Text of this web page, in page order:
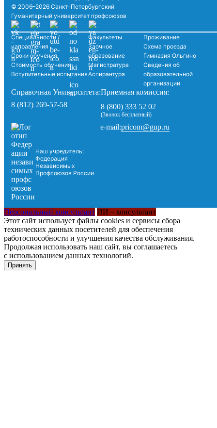
© 2006–2026 Санкт-Петербургский
Гуманитарный университет профсоюзов
Специальности /
направления
Сроки обучения
Стоимость обучения
Вступительные испытания
Факультеты
Заочное
образование
Магистратура
Аспирантура
Проживание
Схема проезда
Гимназия Ольгино
Сведения об
образовательной
организации
Справочная Университета:
8 (812) 269-57-58
Приемная комиссия:
8 (800) 333 52 02
(Звонок бесплатный)
Наш учредитель:
Федерация
Независимых
Профсоюзов России
e-mail:pricom@gup.ru
Персональный консультант ИИ – консультант
Этот сайт использует файлы cookies и сервисы сбора
технических данных посетителей для обеспечения
работоспособности и улучшения качества обслуживания.
Продолжая использовать наш сайт, вы соглашаетесь
с использованием данных технологий.
Принять